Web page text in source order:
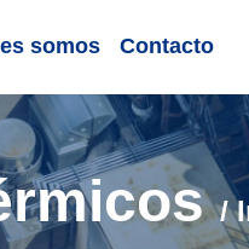
somos Contacto
/